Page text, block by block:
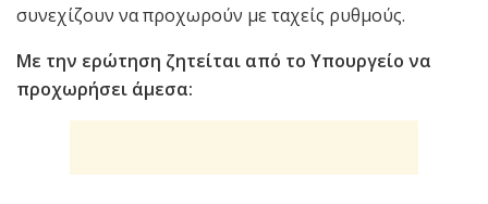
συνεχίζουν να προχωρούν με ταχείς ρυθμούς.
Με την ερώτηση ζητείται από το Υπουργείο να
προχωρήσει άμεσα: